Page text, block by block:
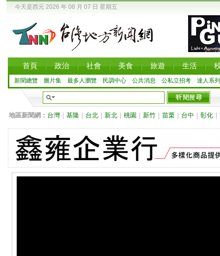
今天是西元 2026 年 08 月 07 日 星期五
首頁 政治 社會 美食 旅遊 生活
新聞總覽 圖片集 最多人瀏覽 民調中心 公共消息 公私立招考 達人系列
地區新聞網： 台灣｜ 基隆｜ 台北｜ 新北｜ 桃園 新竹｜ 苗栗｜ 台中 彰化｜